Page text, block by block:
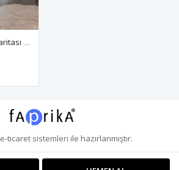
Doğal Ahşap Dünya Haritası 6 Kanat Paravan Seperatör Oda Bölme
e-ticaretsistemleri ile hazırlanmıştır.